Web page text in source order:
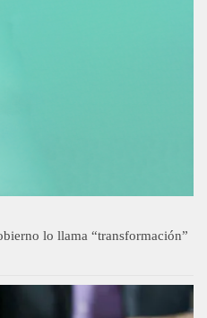
lo llama “transformación”